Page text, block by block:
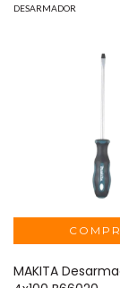
DESARMADOR
MAKITA